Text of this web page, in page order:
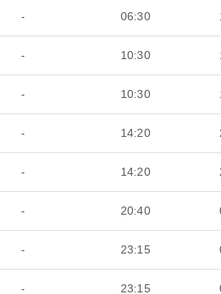
- 06:30
- 10:30
- 10:30
- 14:20
- 14:20
- 20:40
- 23:15
- 23:15